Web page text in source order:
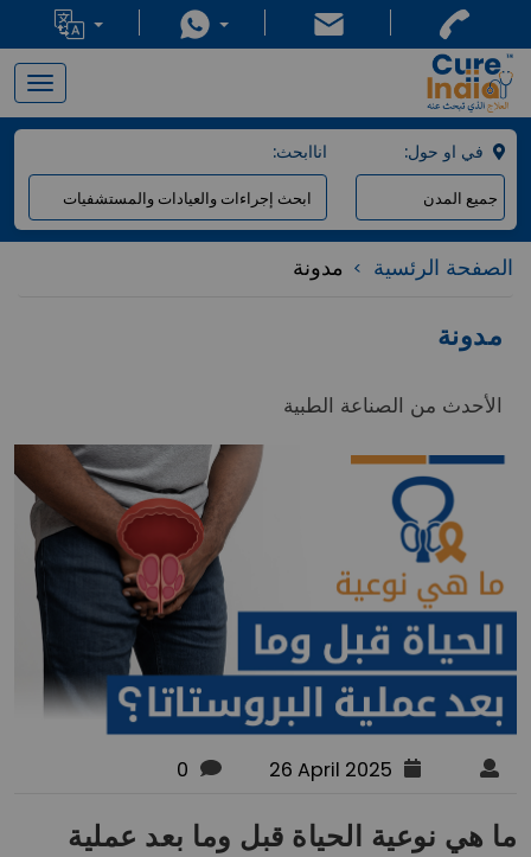
Toggle
navigation
:اناابحث
الصفحة الرئسية مدونة
مدونة
الأحدث من الصناعة الطبية
26 April 2025
0
ما هي نوعية الحياة قبل وما بعد عملية
x مح لخبرائنا الطبيين بالاتصال بك‎